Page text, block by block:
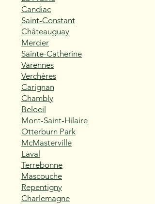
Candiac
Saint-Constant
Châteauguay
Mercier
Sainte-Catherine
Varennes
Verchères
Carignan
Chambly
Beloeil
Mont-Saint-Hilaire
Otterburn Park
McMasterville
Laval
Terrebonne
Mascouche
Repentigny
Charlemagne